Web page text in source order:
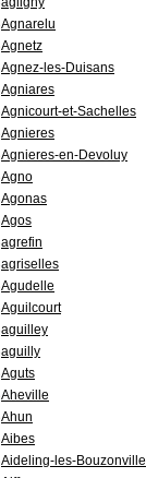
Agnarelu
Agnetz
Agnez-les-Duisans
Agniares
Agnicourt-et-Sachelles
Agnieres
Agnieres-en-Devoluy
Agno
Agonas
Agos
agrefin
agriselles
Agudelle
Aguilcourt
aguilley
aguilly
Aguts
Aheville
Ahun
Aibes
Aideling-les-Bouzonville